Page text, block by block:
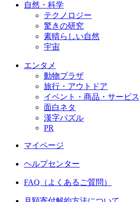
自然・科学
テクノロジー
驚きの研究
素晴らしい自然
宇宙
エンタメ
動物プラザ
旅行・アウトドア
イベント・商品・サービス
面白ネタ
漢字パズル
PR
マイページ
ヘルプセンター
FAQ（よくあるご質問）